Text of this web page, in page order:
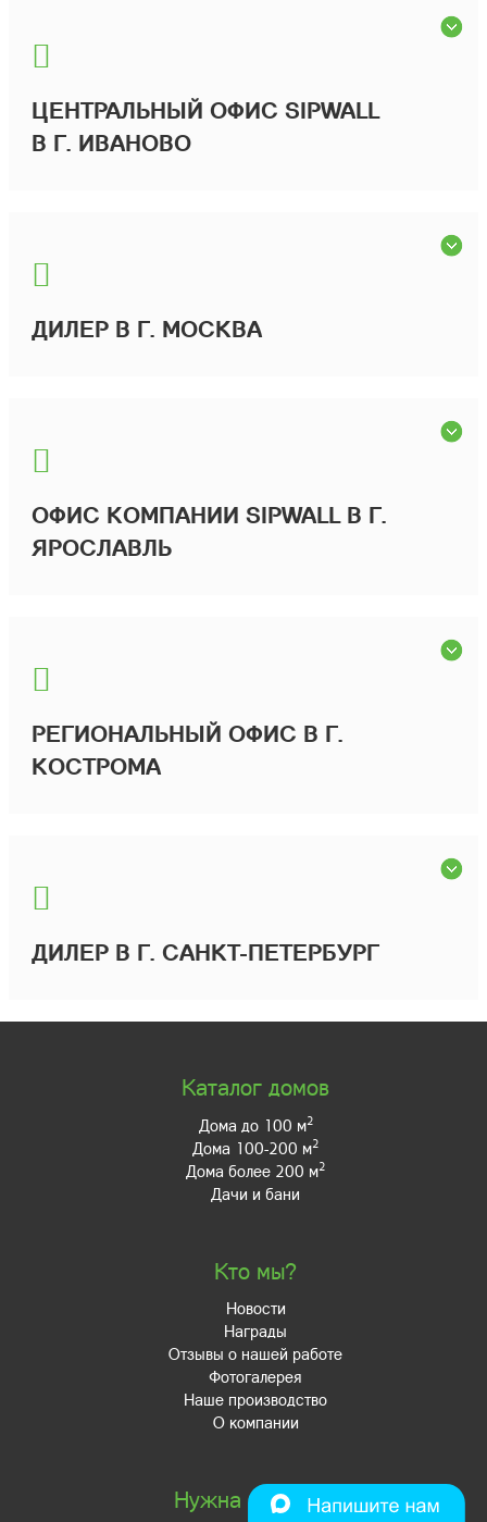
ЦЕНТРАЛЬНЫЙ ОФИС SIPWALL
В Г. ИВАНОВО
ДИЛЕР В Г. МОСКВА
ОФИС КОМПАНИИ SIPWALL В Г.
ЯРОСЛАВЛЬ
РЕГИОНАЛЬНЫЙ ОФИС В Г.
КОСТРОМА
ДИЛЕР В Г. САНКТ-ПЕТЕРБУРГ
Каталог домов
Дома до 100 м2
Дома 100-200 м2
Дома более 200 м2
Дачи и бани
Кто мы?
Новости
Награды
Отзывы о нашей работе
Фотогалерея
Наше производство
О компании
Нужна помощь?